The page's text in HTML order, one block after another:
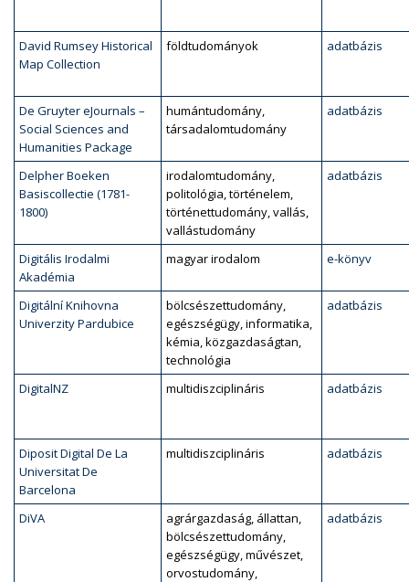
David Rumsey Historical
Map Collection
földtudományok adatbázis
De Gruyter eJournals –
Social Sciences and
Humanities Package
humántudomány,
társadalomtudomány
adatbázis
Delpher Boeken
Basiscollectie (1781-
1800)
irodalomtudomány,
politológia, történelem,
történettudomány, vallás,
vallástudomány
adatbázis
Digitális Irodalmi
Akadémia
magyar irodalom e-könyv
Digitální Knihovna
Univerzity Pardubice
bölcsészettudomány,
egészségügy, informatika,
kémia, közgazdaságtan,
technológia
adatbázis
DigitalNZ multidiszciplináris adatbázis
Diposit Digital De La
Universitat De
Barcelona
multidiszciplináris adatbázis
DiVA
agrárgazdaság, állattan,
bölcsészettudomány,
egészségügy, művészet,
orvostudomány,
adatbázis